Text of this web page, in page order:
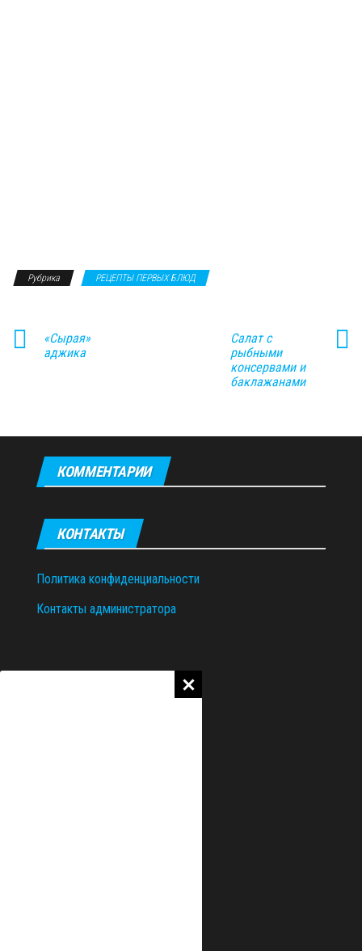
Рубрика РЕЦЕПТЫ ПЕРВЫХ БЛЮД
«Сырая»
аджика
Салат с
рыбными
консервами и
баклажанами
КОММЕНТАРИИ
КОНТАКТЫ
Политика конфиденциальности
Контакты администратора